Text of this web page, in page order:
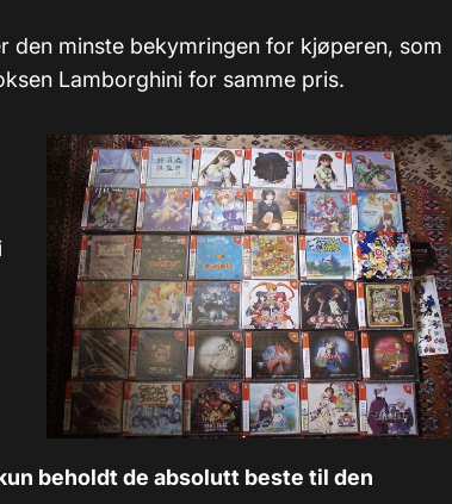
den minste bekymringen for kjøperen, som
Lamborghini for samme pris.
beholdt de absolutt beste til den